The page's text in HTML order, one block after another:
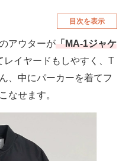
目次を表示
アウターが「MA-1ジャケ
レイヤードもしやすく、T
、中にパーカーを着てフ
なせます。